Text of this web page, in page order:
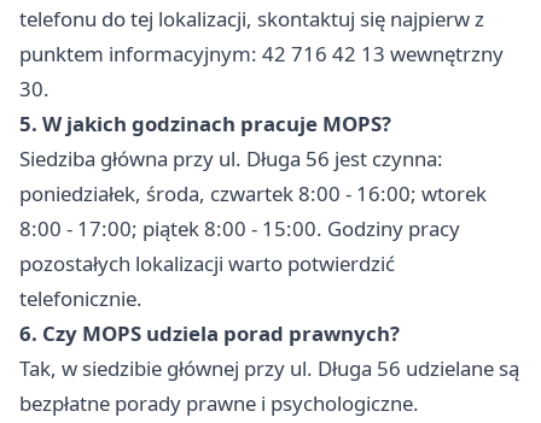
telefonu do tej lokalizacji, skontaktuj się najpierw z
punktem informacyjnym: 42 716 42 13 wewnętrzny
30.
5. W jakich godzinach pracuje MOPS?
Siedziba główna przy ul. Długa 56 jest czynna:
poniedziałek, środa, czwartek 8:00 - 16:00; wtorek
8:00 - 17:00; piątek 8:00 - 15:00. Godziny pracy
pozostałych lokalizacji warto potwierdzić
telefonicznie.
6. Czy MOPS udziela porad prawnych?
Tak, w siedzibie głównej przy ul. Długa 56 udzielane są
bezpłatne porady prawne i psychologiczne.